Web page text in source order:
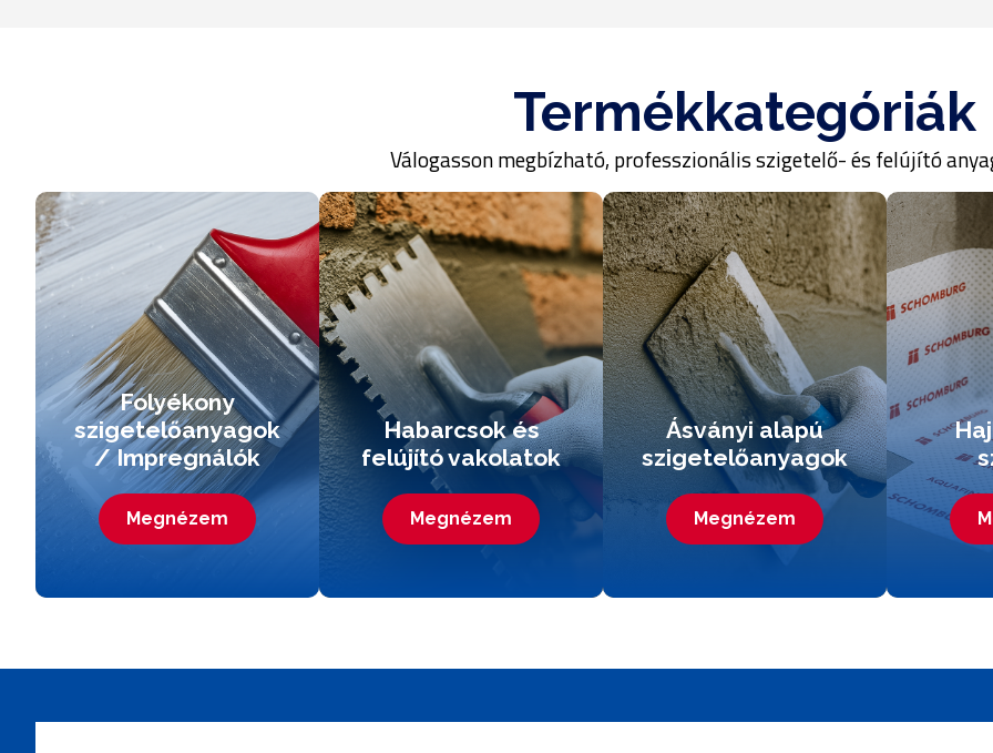
Termékkategóriák
Válogasson megbízható, professzionális szigetelő- és felújító
Folyékony
szigetelőanyagok
/ Impregnálók
Megnézem
Habarcsok és
felújító vakolatok
Megnézem
Ásványi alapú
szigetelőanyagok
Megnézem